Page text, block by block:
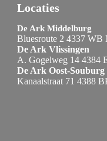
Locaties
De Ark Middelburg
Bluesroute 2 4337 WB
De Ark Vlissingen
A. Gogelweg 14 4384
De Ark Oost-Souburg
Kanaalstraat 71 4388